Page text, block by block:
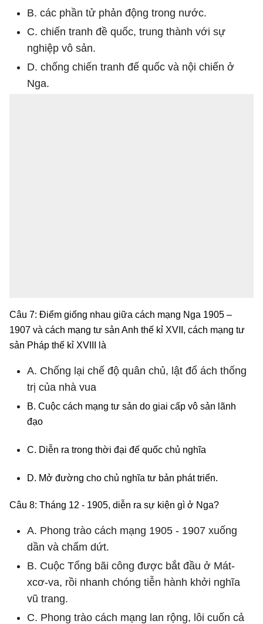
B. các phần tử phản động trong nước.
C. chiến tranh đề quốc, trung thành với sự
nghiệp vô sản.
D. chống chiến tranh đế quốc và nội chiến ở
Nga.
Câu 7: Điểm giống nhau giữa cách mạng Nga 1905 –
1907 và cách mạng tư sản Anh thế kỉ XVII, cách mạng tư
sản Pháp thế kỉ XVIII là
A. Chống lại chế độ quân chủ, lật đổ ách thống
trị của nhà vua
B. Cuộc cách mạng tư sản do giai cấp vô sản lãnh
đạo
C. Diễn ra trong thời đại đế quốc chủ nghĩa
D. Mở đường cho chủ nghĩa tư bản phát triển.
Câu 8: Tháng 12 - 1905, diễn ra sự kiện gì ở Nga?
A. Phong trào cách mạng 1905 - 1907 xuống
dần và chấm dứt.
B. Cuộc Tổng bãi công được bắt đầu ở Mát-
xcơ-va, rồi nhanh chóng tiễn hành khởi nghĩa
vũ trang.
C. Phong trào cách mạng lan rộng, lôi cuốn cả